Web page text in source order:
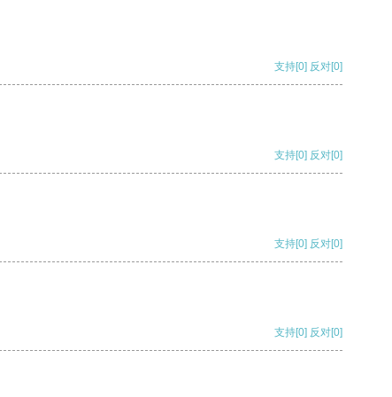
支持[0] 反对[0]
支持[0] 反对[0]
支持[0] 反对[0]
支持[0] 反对[0]